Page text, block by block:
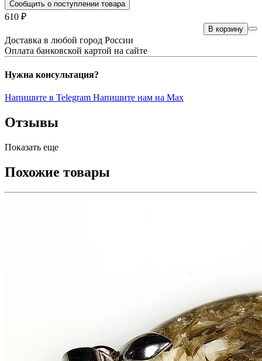
Сообщить о поступлении товара
610 ₽
В корзину
Доставка в любой город России
Оплата банковской картой на сайте
Нужна консультация?
Напишите в Telegram Напишите нам на Max
Отзывы
Показать еще
Похожие товары